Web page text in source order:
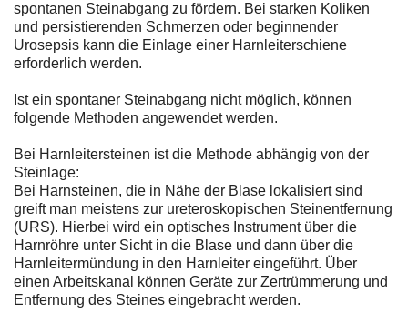
spontanen Steinabgang zu fördern. Bei starken Koliken
und persistierenden Schmerzen oder beginnender
Urosepsis kann die Einlage einer Harnleiterschiene
erforderlich werden.
Ist ein spontaner Steinabgang nicht möglich, können
folgende Methoden angewendet werden.
Bei Harnleitersteinen ist die Methode abhängig von der
Steinlage:
Bei Harnsteinen, die in Nähe der Blase lokalisiert sind
greift man meistens zur ureteroskopischen Steinentfernung
(URS). Hierbei wird ein optisches Instrument über die
Harnröhre unter Sicht in die Blase und dann über die
Harnleitermündung in den Harnleiter eingeführt. Über
einen Arbeitskanal können Geräte zur Zertrümmerung und
Entfernung des Steines eingebracht werden.